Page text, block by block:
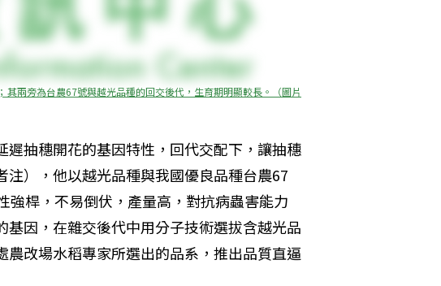
兩旁為台農67號與越光品種的回交後代，生育期明顯較長。（圖片
抽穗開花的基因特性，回代交配下，讓抽穗
），他以越光品種與我國優良品種台農67
桿，不易倒伏，產量高，對抗病蟲害能力
因，在雜交後代中用分子技術選拔含越光品
改場水稻專家所選出的品系，推出品質直逼